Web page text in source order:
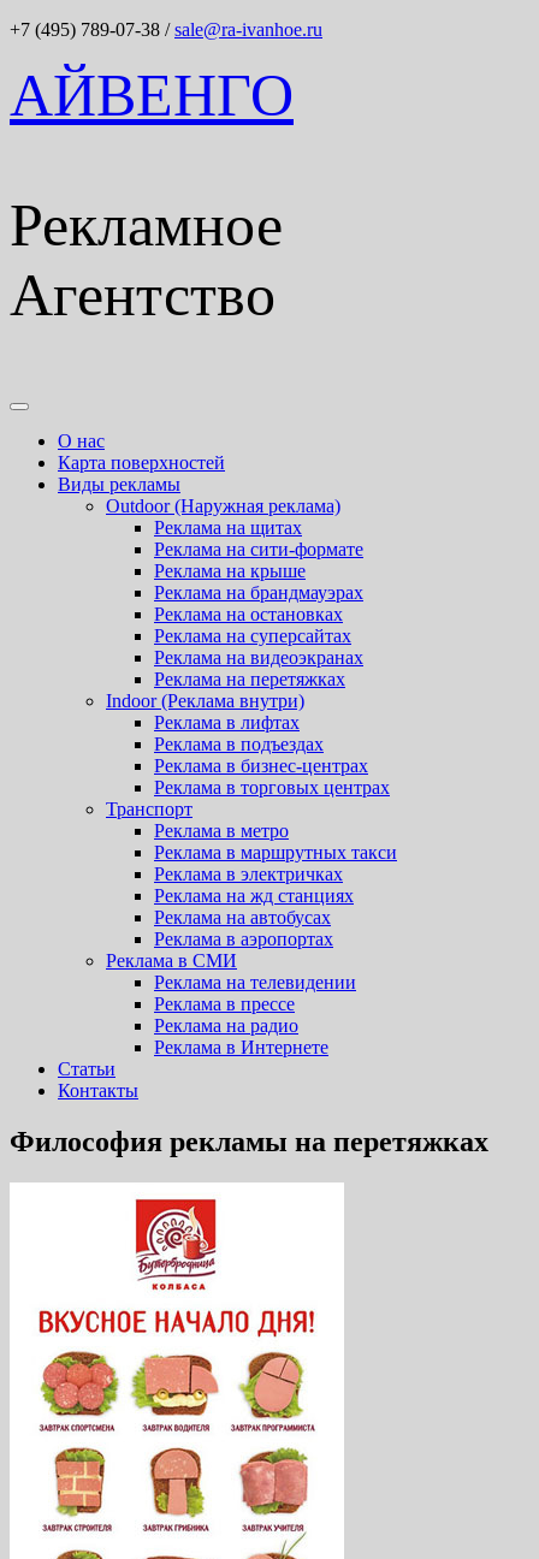
+7 (495) 789-07-38 /sale@ra-ivanhoe.ru
АЙВЕНГО
Рекламное
Агентство
О нас
Карта поверхностей
Виды рекламы
Outdoor (Наружная реклама)
Реклама на щитах
Реклама на сити-формате
Реклама на крыше
Реклама на брандмауэрах
Реклама на остановках
Реклама на суперсайтах
Реклама на видеоэкранах
Реклама на перетяжках
Indoor (Реклама внутри)
Реклама в лифтах
Реклама в подъездах
Реклама в бизнес-центрах
Реклама в торговых центрах
Транспорт
Реклама в метро
Реклама в маршрутных такси
Реклама в электричках
Реклама на жд станциях
Реклама на автобусах
Реклама в аэропортах
Реклама в СМИ
Реклама на телевидении
Реклама в прессе
Реклама на радио
Реклама в Интернете
Статьи
Контакты
Философия рекламы на перетяжках